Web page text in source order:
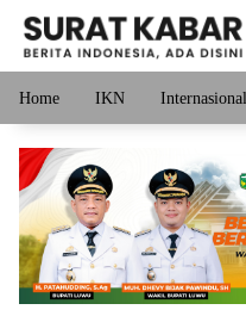
Langsung
konten
Home IKN Internasional